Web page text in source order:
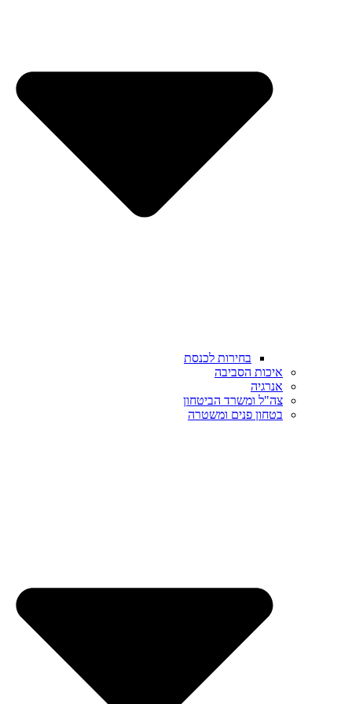
בחירות לכנסת
איכות הסביבה
אנרגיה
צה"ל ומשרד הביטחון
בטחון פנים ומשטרה